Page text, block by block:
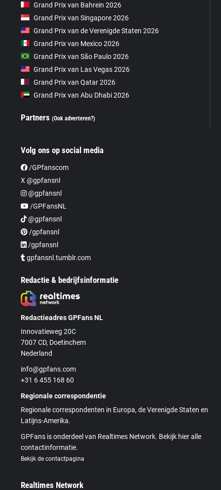
Grand Prix van Bahrein 2026
Grand Prix van Singapore 2026
Grand Prix van de Verenigde Staten 2026
Grand Prix van Mexico 2026
Grand Prix van São Paulo 2026
Grand Prix van Las Vegas 2026
Grand Prix van Qatar 2026
Grand Prix van Abu Dhabi 2026
Partners(Ook adverteren?)
Volg ons op social media
/GPfanscom
X @gpfansnl
@gpfansnl
/GPFansNL
@gpfansnl
/gpfansnl
/gpfansnl
gpfansnl.tumblr.com
Redactie & bedrijfsinformatie
Redactieadres GPFans NL
Innovatieweg 20C
7007 CD, Doetinchem
Nederland
info@gpfans.com
+31 6 455 168 60
Regionale correspondentie
Regionale correspondenten in Europa, de Verenigde Staten en
Latijns-Amerika.
GPFans is onderdeel van Realtimes Network. Bekijk hier alle
contactinformatie.
Bekijk de contactpagina
Realtimes Network